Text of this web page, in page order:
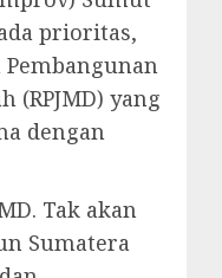
prioritas,
(RPJMD) yang
dengan
Tak akan
Sumatera